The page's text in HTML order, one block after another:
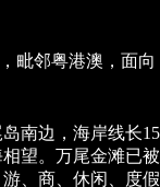
毗邻粤港澳，面向
南边，海岸线长15
望。万尾金滩已被
、商、休闲、度假